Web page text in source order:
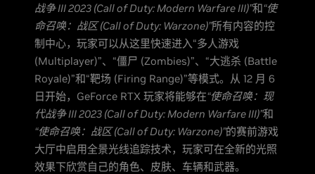
战争 III 2023 (Call of Duty: Modern Warfare III)”和“使
命召唤：战区 (Call of Duty: Warzone)”所有内容的控
制中心，玩家可以从这里快速进入“多人游戏
(Multiplayer)”、“僵尸 (Zombies)”、“大逃杀 (Battle
Royale)”和“靶场 (Firing Range)”等模式。从 12 月 6
日开始，GeForce RTX 玩家将能够在“使命召唤：现
代战争 III 2023 (Call of Duty: Modern Warfare III)”和
“使命召唤：战区 (Call of Duty: Warzone)”的赛前游戏
大厅中启用全景光线追踪技术，玩家可在全新的光照
效果下欣赏自己的角色、皮肤、车辆和武器。